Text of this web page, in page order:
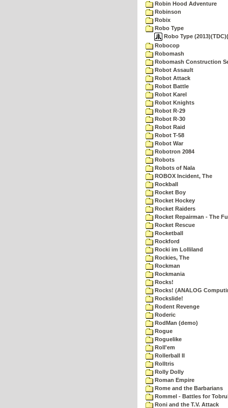
Robin Hood Adventure
Robinson
Robix
Robo Type
Robo Type
Robocop
Robomash
Robomash Construction
Robot Assault
Robot Attack
Robot Battle
Robot Karel
Robot Knights
Robot R-29
Robot R-30
Robot Raid
Robot T-58
Robot War
Robotron 2084
Robots
Robots of Nala
ROBOX Incident, The
Rockball
Rocket Boy
Rocket Hockey
Rocket Raiders
Rocket Repairman - The
Rocket Rescue
Rocketball
Rockford
Rocki im Lolliland
Rockies, The
Rockman
Rockmania
Rocks!
Rocks! (ANALOG
Rockslide!
Rodent Revenge
Roderic
RodMan (demo)
Rogue
Roguelike
Roll'em
Rollerball II
Rolltris
Rolly Dolly
Roman Empire
Rome and the Barbarians
Rommel - Battles for
Roni and the T.V. Attack